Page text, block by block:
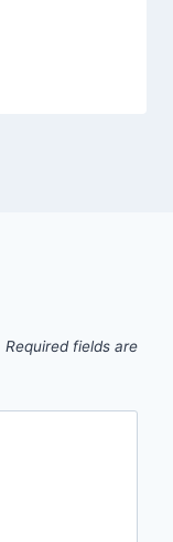
Required fields are